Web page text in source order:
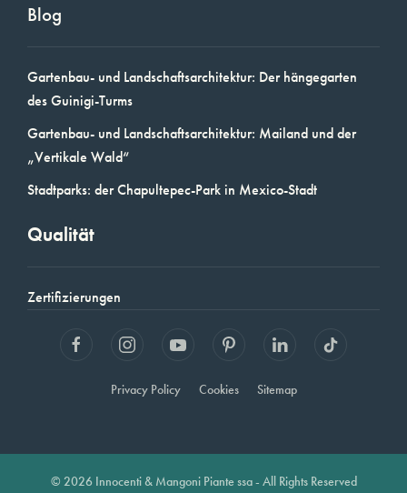
Blog
Gartenbau- und Landschaftsarchitektur: Der hängegarten
des Guinigi-Turms
Gartenbau- und Landschaftsarchitektur: Mailand und der
„Vertikale Wald“
Stadtparks: der Chapultepec-Park in Mexico-Stadt
Qualität
Zertifizierungen
Privacy Policy Cookies Sitemap
© 2026 Innocenti & Mangoni Piante ssa - All Rights Reserved